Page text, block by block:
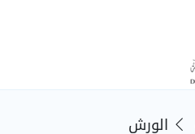
الورش